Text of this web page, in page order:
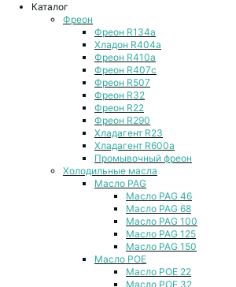
Каталог
Фреон
Фреон R134a
Хладон R404a
Фреон R410a
Фреон R407с
Фреон R507
Фреон R32
Фреон R22
Фреон R290
Хладагент R23
Хладагент R600a
Промывочный фреон
Холодильные масла
Масло PAG
Масло PAG 46
Масло PAG 68
Масло PAG 100
Масло PAG 125
Масло PAG 150
Масло POE
Масло POE 22
Масло POE 32